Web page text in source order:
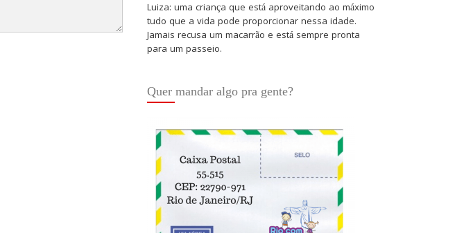
Luiza: uma criança que está aproveitando ao máximo
tudo que a vida pode proporcionar nessa idade.
Jamais recusa um macarrão e está sempre pronta
para um passeio.
Quer mandar algo pra gente?